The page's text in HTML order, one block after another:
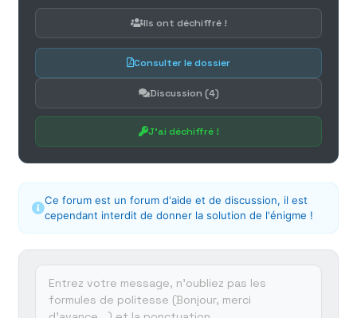
Ils ont déchiffré !
Consulter le dossier
Discussion (4)
J'ai déchiffré !
Ce forum est un forum d'aide et de discussion, il est
cependant interdit de donner la solution de l'énigme !